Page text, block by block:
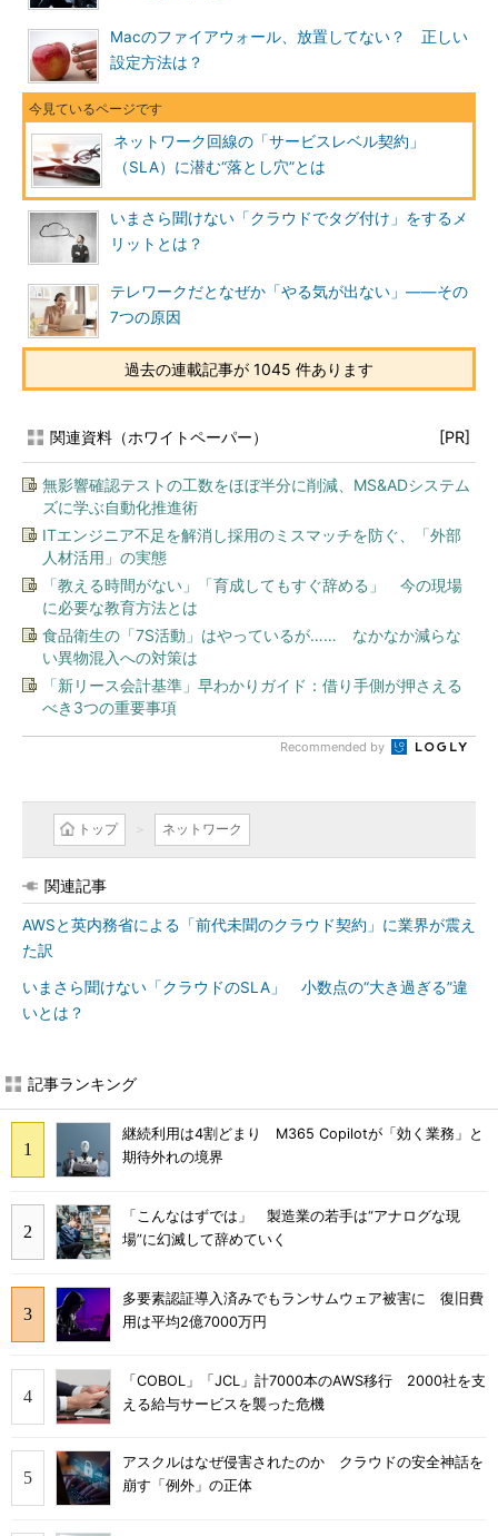
Macのファイアウォール、放置してない？ 正しい
設定方法は？
ネットワーク回線の「サービスレベル契約」
（SLA）に潜む“落とし穴”とは
いまさら聞けない「クラウドでタグ付け」をするメ
リットとは？
テレワークだとなぜか「やる気が出ない」――その
7つの原因
過去の連載記事が 1045 件あります
関連資料（ホワイトペーパー） [PR]
無影響確認テストの工数をほぼ半分に削減、MS&ADシステム
ズに学ぶ自動化推進術
ITエンジニア不足を解消し採用のミスマッチを防ぐ、「外部
人材活用」の実態
「教える時間がない」「育成してもすぐ辞める」 今の現場
に必要な教育方法とは
食品衛生の「7S活動」はやっているが…… なかなか減らな
い異物混入への対策は
「新リース会計基準」早わかりガイド：借り手側が押さえる
べき3つの重要事項
Recommended by
トップ ネットワーク
関連記事
AWSと英内務省による「前代未聞のクラウド契約」に業界が震え
た訳
いまさら聞けない「クラウドのSLA」 小数点の“大き過ぎる”違
いとは？
記事ランキング
継続利用は4割どまり M365 Copilotが「効く業務」と
期待外れの境界
「こんなはずでは」 製造業の若手は“アナログな現
場”に幻滅して辞めていく
多要素認証導入済みでもランサムウェア被害に 復旧費
用は平均2億7000万円
「COBOL」「JCL」計7000本のAWS移行 2000社を支
える給与サービスを襲った危機
アスクルはなぜ侵害されたのか クラウドの安全神話を
崩す「例外」の正体